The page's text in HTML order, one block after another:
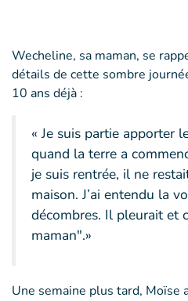
Wecheline, sa maman, se
détails de cette sombre
10 ans déjà :
« Je suis partie apporter
quand la terre a
je suis rentrée, il ne
maison. J’ai entendu la
décombres. Il pleurait et
maman".»
Une semaine plus tard, Moïse